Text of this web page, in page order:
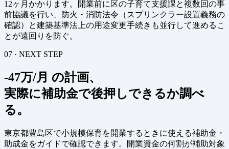
12ヶ月かかります。開業前に区の子育て支援課と複数回の事
前協議を行い、防火・消防法令（スプリンクラー設置義務の
確認）と建築基準法上の用途変更手続きも並行して進めるこ
とが遠回りを防ぐ。
07 · NEXT STEP
-47万/月 の計画、
実際に補助金で後押しできるか調べ
る。
東京都豊島区で小規模保育を開業するときに使える補助金・
助成金をガイドで確認できます。開業資金の何割が補助対象